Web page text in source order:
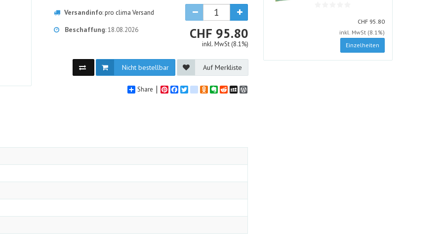
Versandinfo:pro clima Versand
Beschaffung: 18.08.2026 CHF CHF
95.80
inkl. MwSt (8.1%)
Nicht bestellbar Auf Merkliste
Share PinterestFacebook
Twittergoogle_bookmarks
Odnoklassniki
Evernote
RedditMySpaceWordPress
CHF CHF
95.80
inkl. MwSt (8.1%)
Einzelheiten